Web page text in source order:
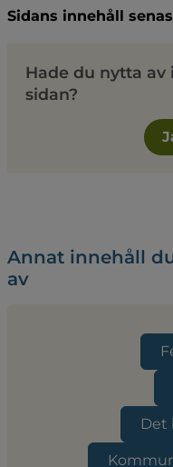
Sidans innehåll
Hade du nytta
sidan?
Annat innehåll
av
Det